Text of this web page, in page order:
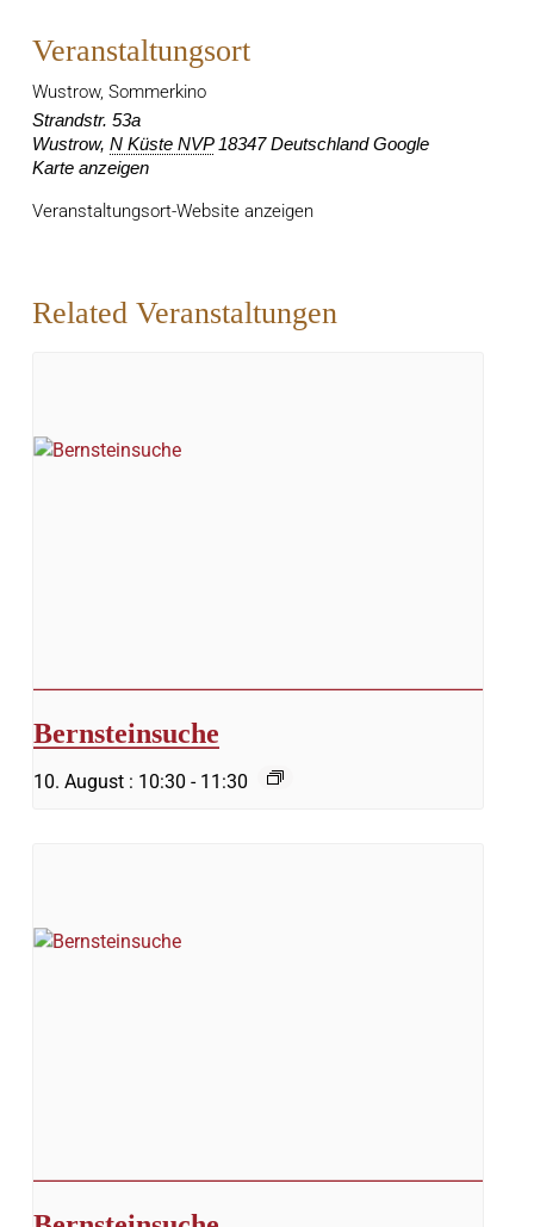
Veranstaltungsort
Wustrow, Sommerkino
Strandstr. 53a
Wustrow, N Küste NVP 18347 Deutschland Google
Karte anzeigen
Veranstaltungsort-Website anzeigen
Related Veranstaltungen
Bernsteinsuche
10. August : 10:30 - 11:30